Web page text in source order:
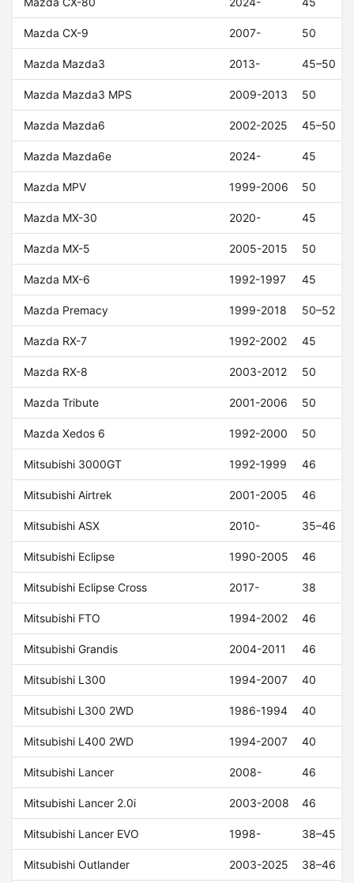
Mazda CX-9 2007- 50
Mazda Mazda3 2013- 45–50
Mazda Mazda3 MPS 2009-2013 50
Mazda Mazda6 2002-2025 45–50
Mazda Mazda6e 2024- 45
Mazda MPV 1999-2006 50
Mazda MX-30 2020- 45
Mazda MX-5 2005-2015 50
Mazda MX-6 1992-1997 45
Mazda Premacy 1999-2018 50–52
Mazda RX-7 1992-2002 45
Mazda RX-8 2003-2012 50
Mazda Tribute 2001-2006 50
Mazda Xedos 6 1992-2000 50
Mitsubishi 3000GT 1992-1999 46
Mitsubishi Airtrek 2001-2005 46
Mitsubishi ASX 2010- 35–46
Mitsubishi Eclipse 1990-2005 46
Mitsubishi Eclipse Cross 2017- 38
Mitsubishi FTO 1994-2002 46
Mitsubishi Grandis 2004-2011 46
Mitsubishi L300 1994-2007 40
Mitsubishi L300 2WD 1986-1994 40
Mitsubishi L400 2WD 1994-2007 40
Mitsubishi Lancer 2008- 46
Mitsubishi Lancer 2.0i 2003-2008 46
Mitsubishi Lancer EVO 1998- 38–45
Mitsubishi Outlander 2003-2025 38–46